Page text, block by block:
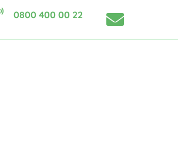
0800 400 00 22